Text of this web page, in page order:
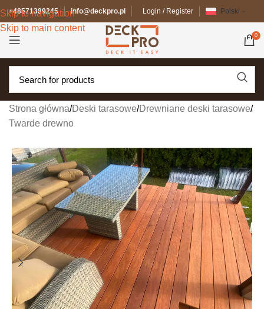
Skip to navigation
Skip to main content
+48571389245 info@deckpro.pl Login / Register Polski
0
Strona główna/Deski tarasowe/Drewniane deski tarasowe/
Twarde drewno